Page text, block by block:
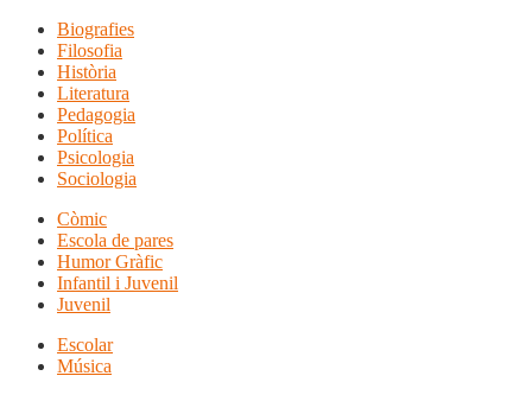
Biografies
Filosofia
Història
Literatura
Pedagogia
Política
Psicologia
Sociologia
Còmic
Escola de pares
Humor Gràfic
Infantil i Juvenil
Juvenil
Escolar
Música